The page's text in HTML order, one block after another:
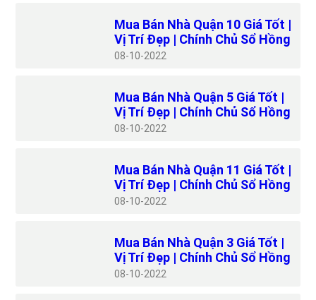
Mua Bán Nhà Quận 10 Giá Tốt |
Vị Trí Đẹp | Chính Chủ Sổ Hồng
08 10-2022
Mua Bán Nhà Quận 5 Giá Tốt |
Vị Trí Đẹp | Chính Chủ Sổ Hồng
08 10-2022
Mua Bán Nhà Quận 11 Giá Tốt |
Vị Trí Đẹp | Chính Chủ Sổ Hồng
08 10-2022
Mua Bán Nhà Quận 3 Giá Tốt |
Vị Trí Đẹp | Chính Chủ Sổ Hồng
08 10-2022